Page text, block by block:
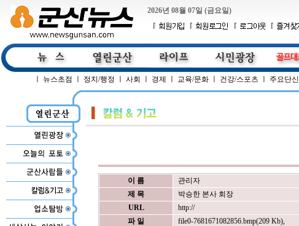
2026년 08월 07일 (금요일)
뉴스초점 정치/행정 사회 경제 교육/문화 건강/스포츠 주요단신
이 름
관리자
제 목
박승한 본사 회장
URL
http://
파 일
file0-7681671082856.bmp(209 Kb),